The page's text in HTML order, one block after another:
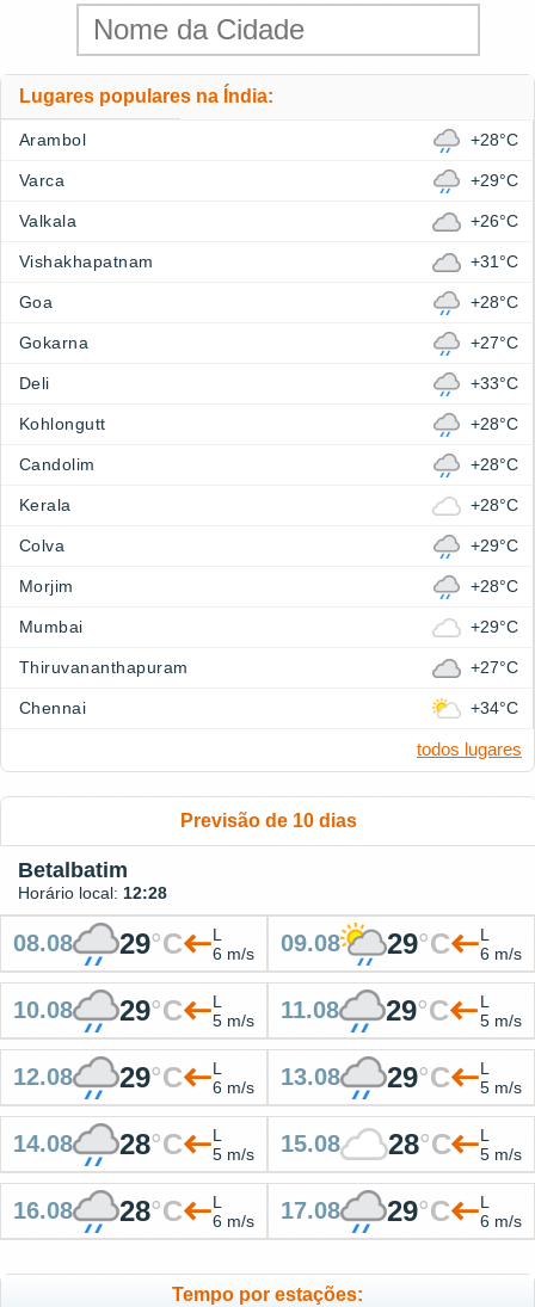
Lugares populares na Índia:
Arambol +28°C
Varca +29°C
Valkala +26°C
Vishakhapatnam +31°C
Goa +28°C
Gokarna +27°C
Deli +33°C
Kohlongutt +28°C
Candolim +28°C
Kerala +28°C
Colva +29°C
Morjim +28°C
Mumbai +29°C
Thiruvananthapuram +27°C
Chennai +34°C
todos lugares
Previsão de 10 dias
Betalbatim
Horário local: 12:28
08.08 29°C
L
6 m/s
09.08 29°C
L
6 m/s
10.08 29°C
L
5 m/s
11.08 29°C
L
5 m/s
12.08 29°C
L
6 m/s
13.08 29°C
L
5 m/s
14.08 28°C
L
5 m/s
15.08 28°C
L
5 m/s
16.08 28°C
L
6 m/s
17.08 29°C
L
6 m/s
Tempo por estações: